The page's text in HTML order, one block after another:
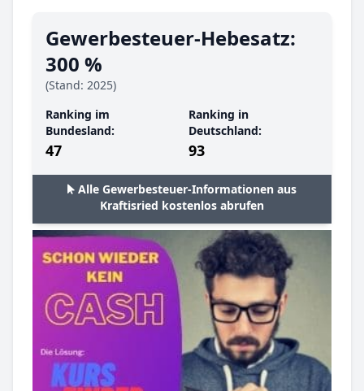
Gewerbesteuer-Hebesatz:
300 %
(Stand: 2025)
Ranking im
Bundesland:
47
Ranking in
Deutschland:
93
Alle Gewerbesteuer-Informationen aus
Kraftisried kostenlos abrufen